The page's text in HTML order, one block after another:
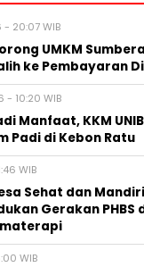
20:07 WIB
UMKM
ke Pembayaran
- 10:20 WIB
Manfaat, KKM
Padi di Kebon Ratu
WIB
Sehat dan
Gerakan PHBS
WIB